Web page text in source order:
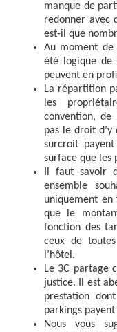
manque de
redonner avec
est-il que
Au moment
été logique de
peuvent en
La répartition
les
convention, de
pas le droit
surcroit
surface que les
Il faut savoir
ensemble
uniquement en
que le
fonction des
ceux de
l’hôtel.
Le 3C partage
justice. Il est
prestation
parkings
Nous vous